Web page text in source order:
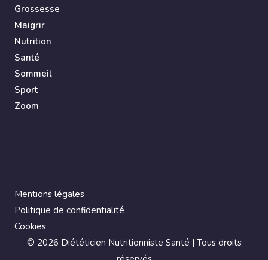
Grossesse
Maigrir
Nutrition
Santé
Sommeil
Sport
Zoom
© 2026 Diététicien Nutritionniste Santé | Tous droits
Mentions légales
Politique de confidentialité
Cookies